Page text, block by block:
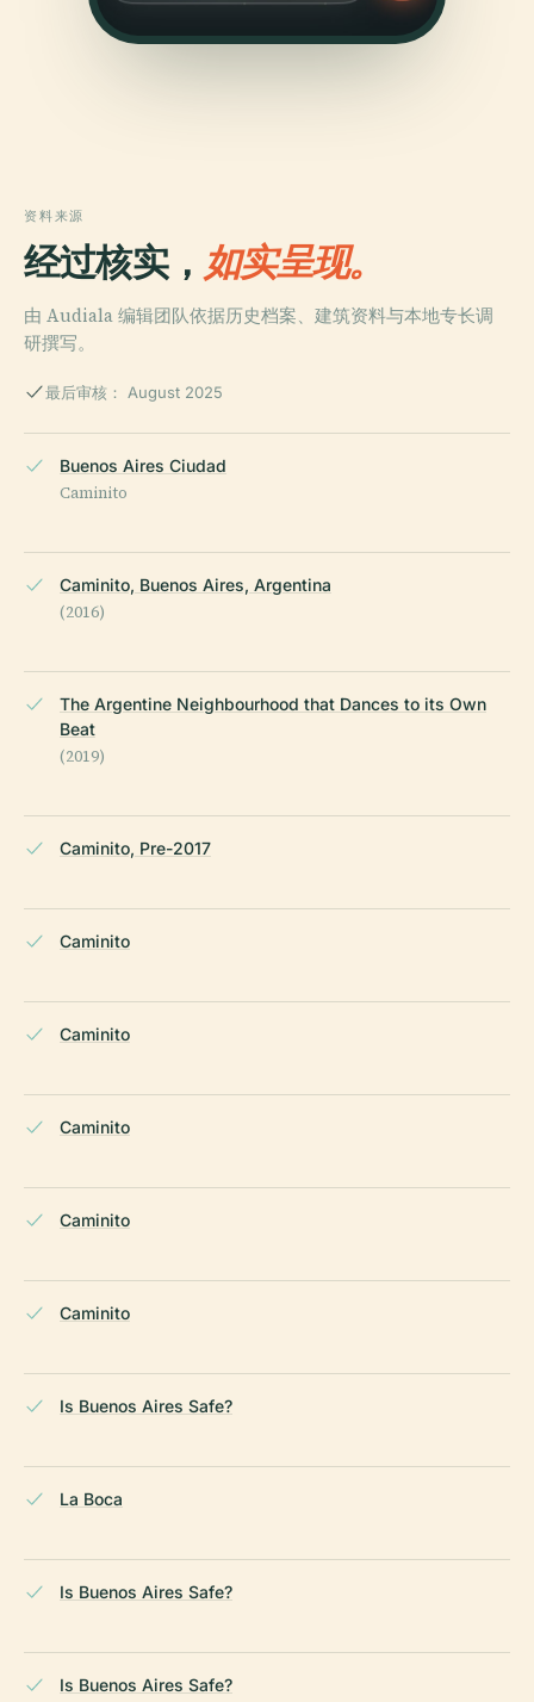
资料来源
经过核实， 如实呈现。
由 Audiala 编辑团队依据历史档案、建筑资料与本地专长调
研撰写。
最后审核： August 2025
Buenos Aires Ciudad
Caminito
Caminito, Buenos Aires, Argentina
(2016)
The Argentine Neighbourhood that Dances to its Own
Beat
(2019)
Caminito, Pre-2017
Caminito
Caminito
Caminito
Caminito
Caminito
Is Buenos Aires Safe?
La Boca
Is Buenos Aires Safe?
Is Buenos Aires Safe?